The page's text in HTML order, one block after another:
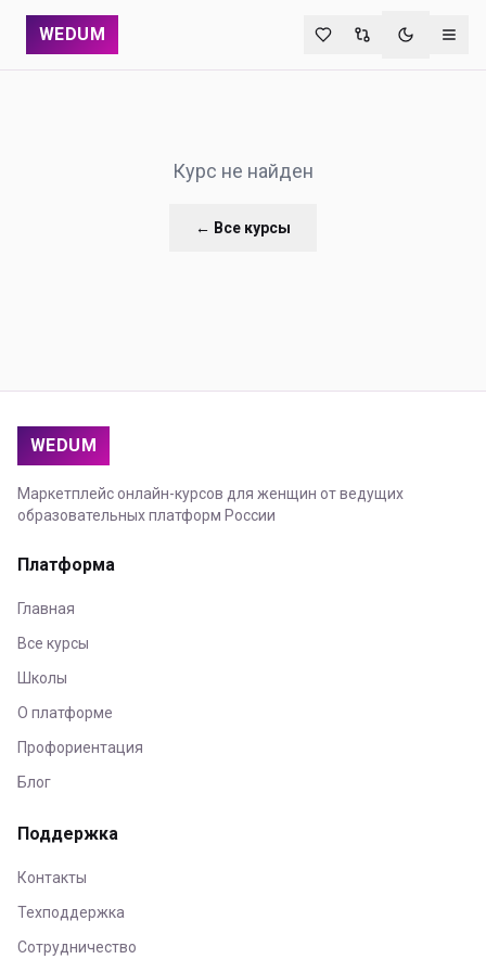
WEDUM
Курс не найден
← Все курсы
WEDUM
Маркетплейс онлайн-курсов для женщин от ведущих
образовательных платформ России
Платформа
Главная
Все курсы
Школы
О платформе
Профориентация
Блог
Поддержка
Контакты
Техподдержка
Сотрудничество